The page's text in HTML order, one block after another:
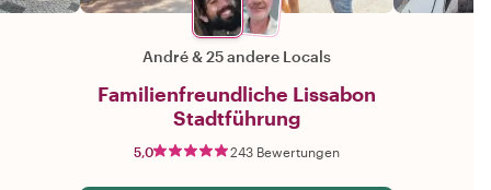
André&25 andere Locals
Familienfreundliche Lissabon
Stadtführung
5,0 243 Bewertungen